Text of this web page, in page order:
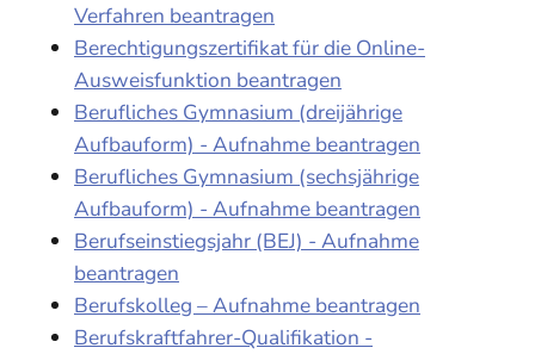
Verfahren beantragen
Berechtigungszertifikat für die Online-
Ausweisfunktion beantragen
Berufliches Gymnasium (dreijährige
Aufbauform) - Aufnahme beantragen
Berufliches Gymnasium (sechsjährige
Aufbauform) - Aufnahme beantragen
Berufseinstiegsjahr (BEJ) - Aufnahme
beantragen
Berufskolleg – Aufnahme beantragen
Berufskraftfahrer-Qualifikation -